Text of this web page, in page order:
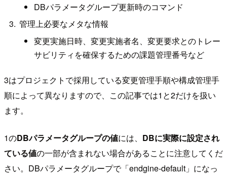
DBパラメータグループ更新時のコマンド
管理上必要なメタな情報
変更実施日時、変更実施者名、変更要求とのトレー
サビリティを確保するための課題管理番号など
3はプロジェクトで採用している変更管理手順や構成管理手
順によって異なりますので、この記事では1と2だけを扱い
ます。
1のDBパラメータグループの値には、 DBに実際に設定され
ている値の一部が含まれない場合があることに注意してくだ
さい。DBパラメータグループで「endgine-default」になっ